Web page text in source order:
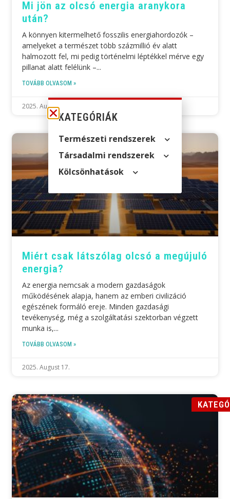
Mi jön az olcsó energia aranykora
után?
A könnyen kitermelhető fosszilis energiahordozók –
amelyeket a természet több százmillió év alatt
halmozott fel, mi pedig történelmi léptékkel mérve egy
pillanat alatt felélünk –
TOVÁBB OLVASOM »
2025. August 24.
Miért csak látszólag olcsó a megújuló
energia?
Az energia nemcsak a modern gazdaságok
működésének alapja, hanem az emberi civilizáció
egészének formáló ereje. Minden gazdasági
tevékenység, még a szolgáltatási szektorban végzett
munka is,
TOVÁBB OLVASOM »
2025. August 17.
KATEGÓRIÁK
Természeti rendszerek
Társadalmi rendszerek
Kölcsön­hatások